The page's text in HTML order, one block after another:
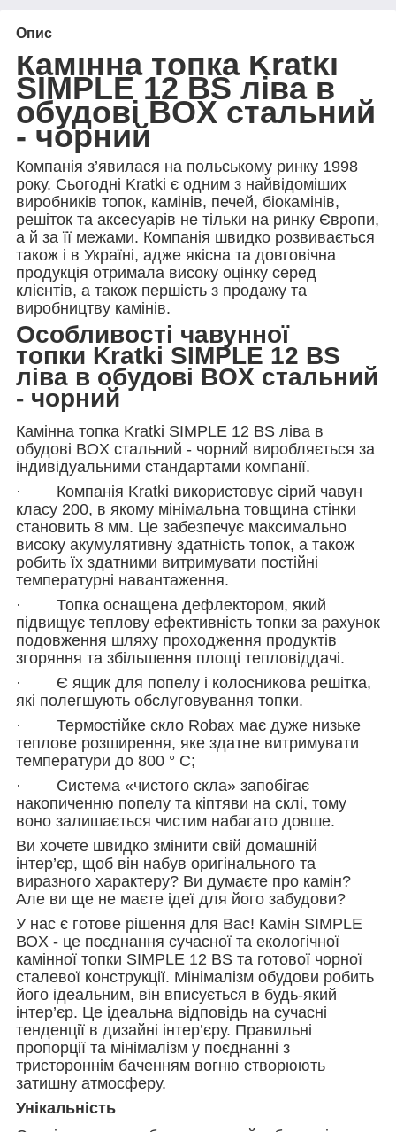
Опис
Камінна топка Kratki
SIMPLE 12 BS ліва в
обудові BOX стальний
- чорний
Компанія з’явилася на польському ринку 1998
року. Сьогодні Kratki є одним з найвідоміших
виробників топок, камінів, печей, біокамінів,
решіток та аксесуарів не тільки на ринку Європи,
а й за її межами. Компанія швидко розвивається
також і в Україні, адже якісна та довговічна
продукція отримала високу оцінку серед
клієнтів, а також першість з продажу та
виробництву камінів.
Особливості чавунної
топки Kratki SIMPLE 12 BS
ліва в обудові BOX стальний
- чорний
Камінна топка Kratki SIMPLE 12 BS ліва в
обудові BOX стальний - чорний виробляється за
індивідуальними стандартами компанії.
· Компанія Kratki використовує сірий чавун
класу 200, в якому мінімальна товщина стінки
становить 8 мм. Це забезпечує максимально
високу акумулятивну здатність топок, а також
робить їх здатними витримувати постійні
температурні навантаження.
· Топка оснащена дефлектором, який
підвищує теплову ефективність топки за рахунок
подовження шляху проходження продуктів
згоряння та збільшення площі тепловіддачі.
· Є ящик для попелу і колосникова решітка,
які полегшують обслуговування топки.
· Термостійке скло Robax має дуже низьке
теплове розширення, яке здатне витримувати
температури до 800 ° C;
· Система «чистого скла» запобігає
накопиченню попелу та кіптяви на склі, тому
воно залишається чистим набагато довше.
Ви хочете швидко змінити свій домашній
інтер’єр, щоб він набув оригінального та
виразного характеру? Ви думаєте про камін?
Але ви ще не маєте ідеї для його забудови?
У нас є готове рішення для Вас! Камін SIMPLE
ВОX - це поєднання сучасної та екологічної
камінної топки SIMPLE 12 BS та готової чорної
сталевої конструкції. Мінімалізм обудови робить
його ідеальним, він вписується в будь-який
інтер’єр. Це ідеальна відповідь на сучасні
тенденції в дизайні інтер’єру. Правильні
пропорції та мінімалізм у поєднанні з
тристороннім баченням вогню створюють
затишну атмосферу.
Унікальність